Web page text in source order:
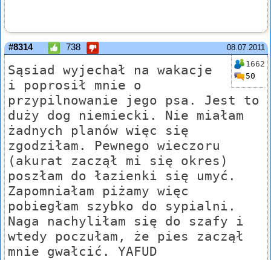
08.07.2011
#8314 738
1662
50
Sąsiad wyjechał na wakacje
i poprosił mnie o
przypilnowanie jego psa. Jest to
duży dog niemiecki. Nie miałam
żadnych planów więc się
zgodziłam. Pewnego wieczoru
(akurat zaczął mi się okres)
poszłam do łazienki się umyć.
Zapomniałam piżamy więc
pobiegłam szybko do sypialni.
Naga nachyliłam się do szafy i
wtedy poczułam, że pies zaczął
mnie gwałcić. YAFUD